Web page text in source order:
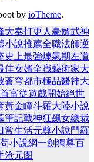
by ioTheme.
大奉打更人 豪婿武神
小說推薦全職法師逆
史上最強煉氣期左道
佳女婿全職藝術家大
蒼穹都市極品醫神大
富從遊戲開始絕世
黃金瞳斗羅大陸小說
筆記戰神狂飆女總裁
常生活元尊小說鬥羅
小說網一劍獨尊百
沧元图